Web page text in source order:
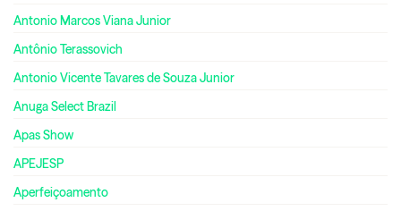
Antonio Marcos Viana Junior
Antônio Terassovich
Antonio Vicente Tavares de Souza Junior
Anuga Select Brazil
Apas Show
APEJESP
Aperfeiçoamento